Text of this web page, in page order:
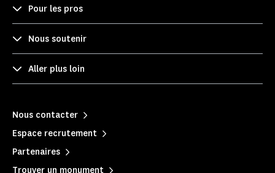
Pour les pros
Nous soutenir
Aller plus loin
Nous contacter
Espace recrutement
Partenaires
Trouver un monument